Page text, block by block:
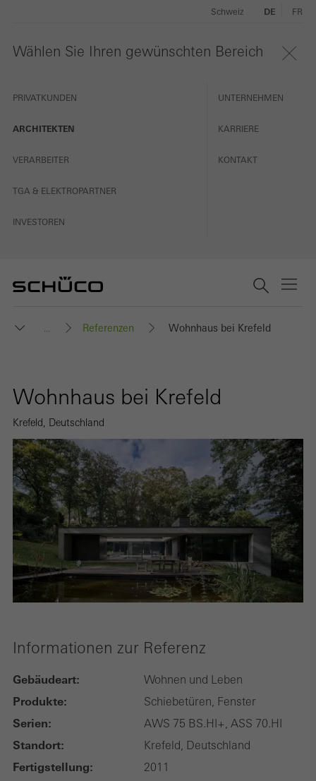
Wählen Sie Ihren gewünschten Bereich
PRIVATKUNDEN
ARCHITEKTEN
VERARBEITER
TGA & ELEKTROPARTNER
INVESTOREN
UNTERNEHMEN
KARRIERE
KONTAKT
Schweiz DE FR
... Referenzen Wohnhaus bei Krefeld
Wohnhaus bei Krefeld
Krefeld, Deutschland
Informationen zur Referenz
Gebäudeart: Wohnen und Leben
Produkte: Schiebetüren, Fenster
Serien: AWS 75 BS.HI+, ASS 70.HI
Standort: Krefeld, Deutschland
Fertigstellung: 2011